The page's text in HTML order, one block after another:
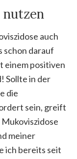
auch
schon darauf
einem positiven
Sollte in der
die
sein, greift
meiner
ich bereits seit